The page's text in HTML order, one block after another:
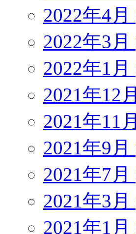
2022年4月
2022年3月
2022年1月
2021年12
2021年11
2021年9月
2021年7月
2021年3月
2021年1月